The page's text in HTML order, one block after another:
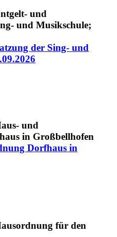
der Sing- und
Dorfhaus in